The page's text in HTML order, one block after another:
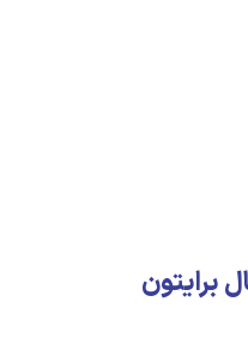
تصویر 8کانال برایتون